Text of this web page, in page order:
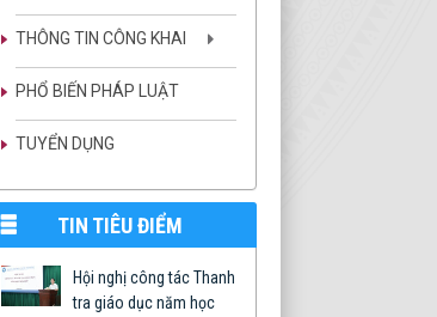
THÔNG TIN CÔNG KHAI
PHỔ BIẾN PHÁP LUẬT
TUYỂN DỤNG
TIN TIÊU ĐIỂM
Hội nghị công tác Thanh
tra giáo dục năm học